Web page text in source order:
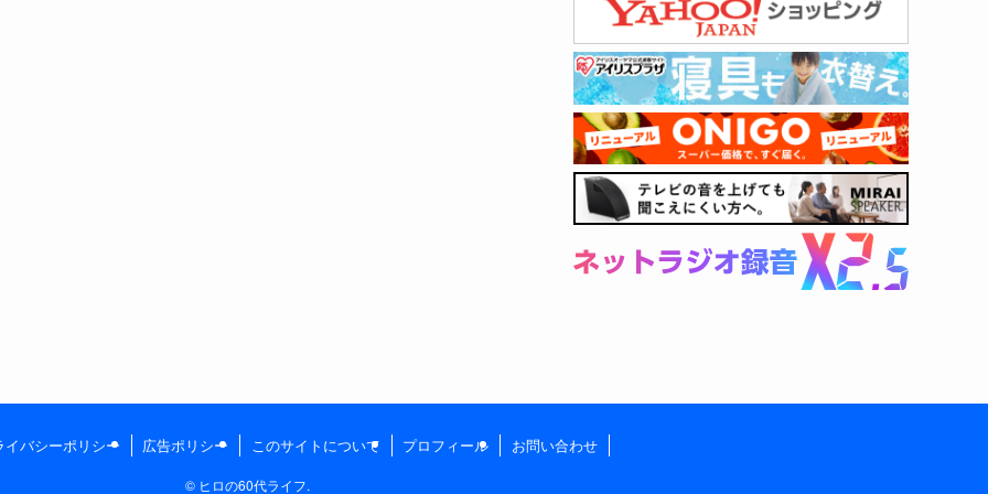
イバシーポリシー 広告ポリシー このサイトについて プロフィール お問い合わせ
©ヒロの60代ライフ.